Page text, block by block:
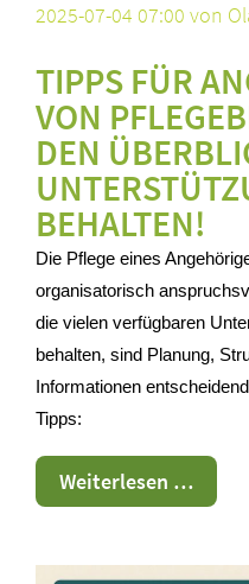
2025-07-04 07:00 von
TIPPS FÜR
VON
DEN
BEHALTEN!
Die Pflege eines
organisatorisch
die vielen verfügbaren
behalten, sind Planung,
Informationen
Tipps:
Weiterlesen …Tipps